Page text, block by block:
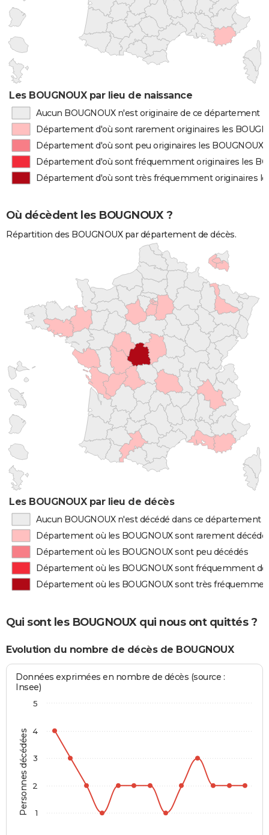
Les BOUGNOUX par lieu de naissance
Aucun BOUGNOUX n'est originaire de ce département
Département d'où sont rarement originaires les
Département d'où sont peu originaires les BOUGNOUX
Département d'où sont fréquemment originaires les
Département d'où sont très fréquemment originaires
Où décèdent les BOUGNOUX ?
Répartition des BOUGNOUX par département de décès.
Les BOUGNOUX par lieu de décès
Aucun BOUGNOUX n'est décédé dans ce département
Département où les BOUGNOUX sont rarement
Département où les BOUGNOUX sont peu décédés
Département où les BOUGNOUX sont fréquemment
Département où les BOUGNOUX sont très
Qui sont les BOUGNOUX qui nous ont quittés ?
Evolution du nombre de décès de BOUGNOUX
Personnes décédées
Données exprimées en nombre de décès (source :
Insee)
1
2
3
4
5